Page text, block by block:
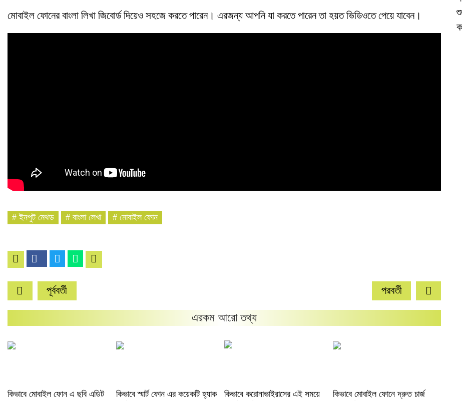
মোবাইল ফোনের বাংলা লিখা জিবোর্ড দিয়েও সহজে করতে পারেন। এরজন্য আপনি যা করতে পারেন তা হয়ত ভিডিওতে পেয়ে যাবেন।
#ইনপুট মেথড #বাংলা লেখা #মোবাইল ফোন
পূর্ববর্তী পরবর্তী
এরকম আরো তথ্য
কিভাবে মোবাইল ফোন এ ছবি এডিট
কিভাবে স্মার্ট ফোন এর কয়েকটি হ্যাক
কিভাবে করোনাভাইরাসের এই সময়ে
কিভাবে মোবাইল ফোনে দ্রুত চার্জ